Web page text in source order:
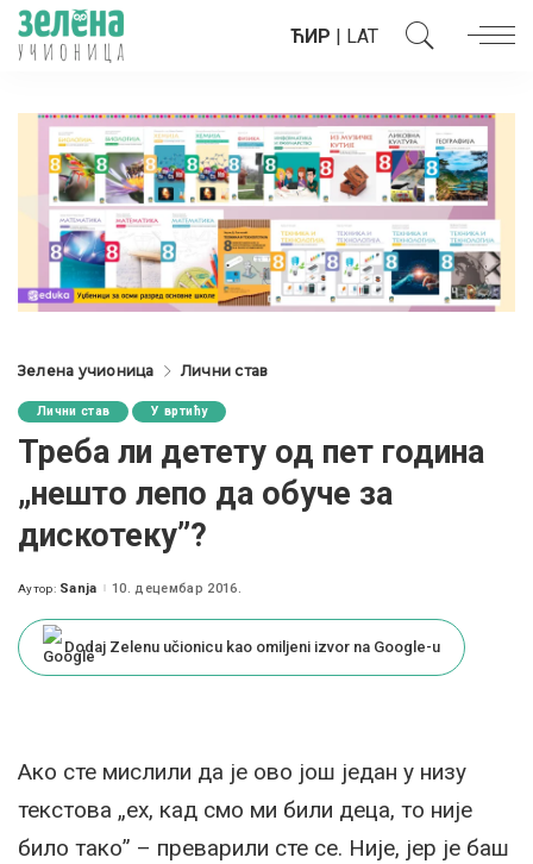
ЋИР | LAT
Зелена учионица Лични став
Лични став У вртићу
Треба ли детету од пет година
„нешто лепо да обуче за
дискотеку”?
Posted
Аутор: Sanja 10. децембар 2016.
Dodaj Zelenu učionicu kao omiljeni izvor na Google-u
Ако сте мислили да је ово још један у низу
текстова „ех, кад смо ми били деца, то није
било тако” – преварили сте се. Није, јер је баш